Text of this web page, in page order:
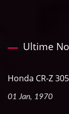
Ultime
Honda CR-Z
01 Jan, 1970